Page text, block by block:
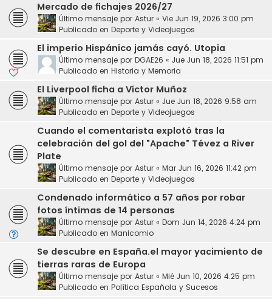
Mercado de fichajes 2026/27
Último mensaje por Astur « Vie Jun 19, 2026 3:00 pm
Publicado en Deporte y Videojuegos
El imperio Hispánico jamás cayó. Utopia
Último mensaje por DGAE26 « Jue Jun 18, 2026 11:51 pm
Publicado en Historia y Memoria
El Liverpool ficha a Víctor Muñoz
Último mensaje por Astur « Jue Jun 18, 2026 9:58 am
Publicado en Deporte y Videojuegos
Cuando el comentarista explotó tras la
celebración del gol del "Apache" Tévez a River
Plate
Último mensaje por Astur « Mar Jun 16, 2026 11:42 pm
Publicado en Deporte y Videojuegos
Condenado informático a 57 años por robar
fotos íntimas de 14 personas
Último mensaje por Astur « Dom Jun 14, 2026 4:24 pm
Publicado en Manicomio
Se descubre en España.el mayor yacimiento de
tierras raras de Europa
Último mensaje por Astur « Mié Jun 10, 2026 4:25 pm
Publicado en Política Española y Sucesos